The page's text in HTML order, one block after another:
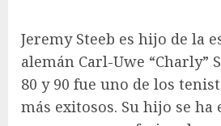
Jeremy Steeb es hijo de la
alemán Carl-Uwe “Charly”
80 y 90 fue uno de los
más exitosos. Su hijo se ha